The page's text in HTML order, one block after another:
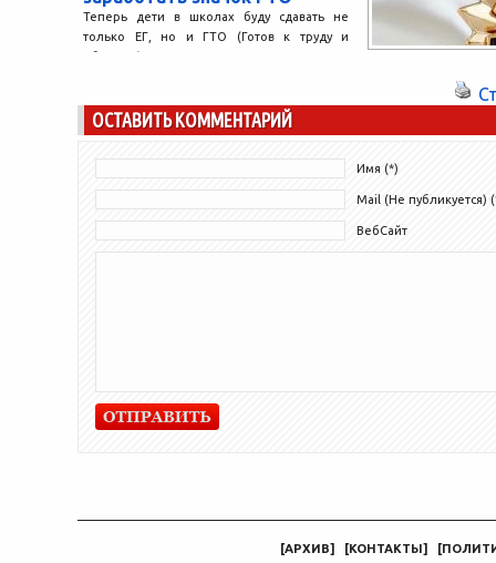
Теперь дети в школах буду сдавать не
только ЕГ, но и ГТО (Готов к труду и
обороне). Для молодого поколения...
ОСТАВИТЬ КОММЕНТАРИЙ
Имя (*)
Mail (Не публикуется)
ВебСайт
[АРХИВ] [КОНТАКТЫ] [